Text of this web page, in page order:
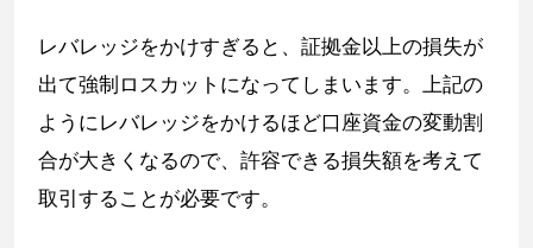
レバレッジをかけすぎると、証拠金以上の損失が
出て強制ロスカットになってしまいます。上記の
ようにレバレッジをかけるほど口座資金の変動割
合が大きくなるので、許容できる損失額を考えて
取引することが必要です。